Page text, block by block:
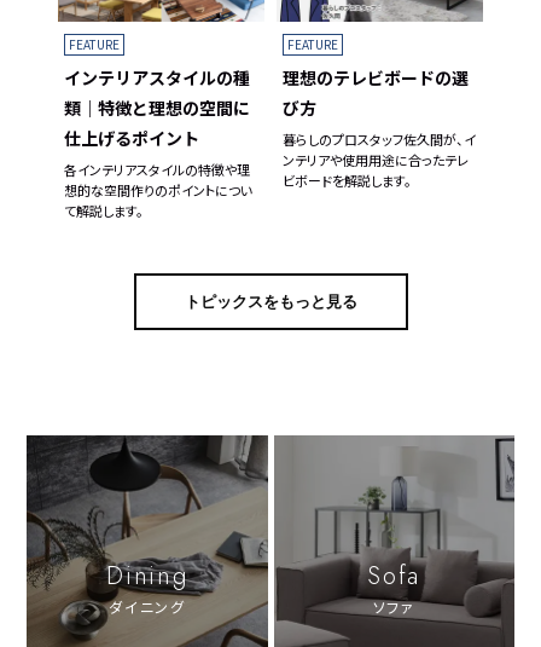
FEATURE
インテリアスタイルの種
類｜特徴と理想の空間に
仕上げるポイント
各インテリアスタイルの特徴や理
想的な空間作りのポイントについ
て解説します。
FEATURE
理想のテレビボードの選
び方
暮らしのプロスタッフ佐久間が、イ
ンテリアや使用用途に合ったテレ
ビボードを解説します。
トピックスをもっと見る
Dining
ダイニング
Sofa
ソファ